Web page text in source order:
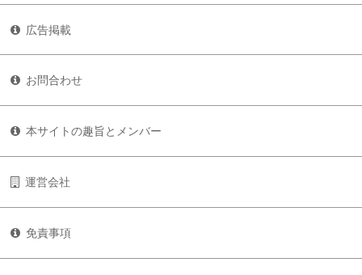
広告掲載
お問合わせ
本サイトの趣旨とメンバー
運営会社
免責事項